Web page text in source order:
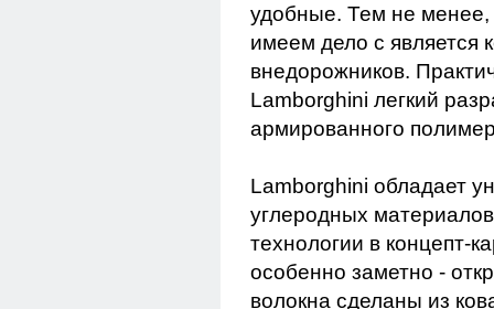
удобные. Тем не
имеем дело с является
внедорожников.
Lamborghini легкий
армированного
Lamborghini обладает
углеродных
технологии в концепт-
особенно заметно -
волокна сделаны из